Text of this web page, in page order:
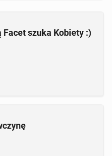
szuka Kobiety :)